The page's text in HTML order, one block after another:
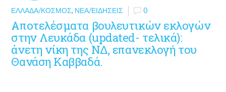
ΕΛΛΆΔΑ/ΚΌΣΜΟΣ, ΝΈΑ/ΕΙΔΉΣΕΙΣ 0
Αποτελέσματα βουλευτικών εκλογών
στην Λευκάδα (updated- τελικά):
άνετη νίκη της ΝΔ, επανεκλογή του
Θανάση Καββαδά.